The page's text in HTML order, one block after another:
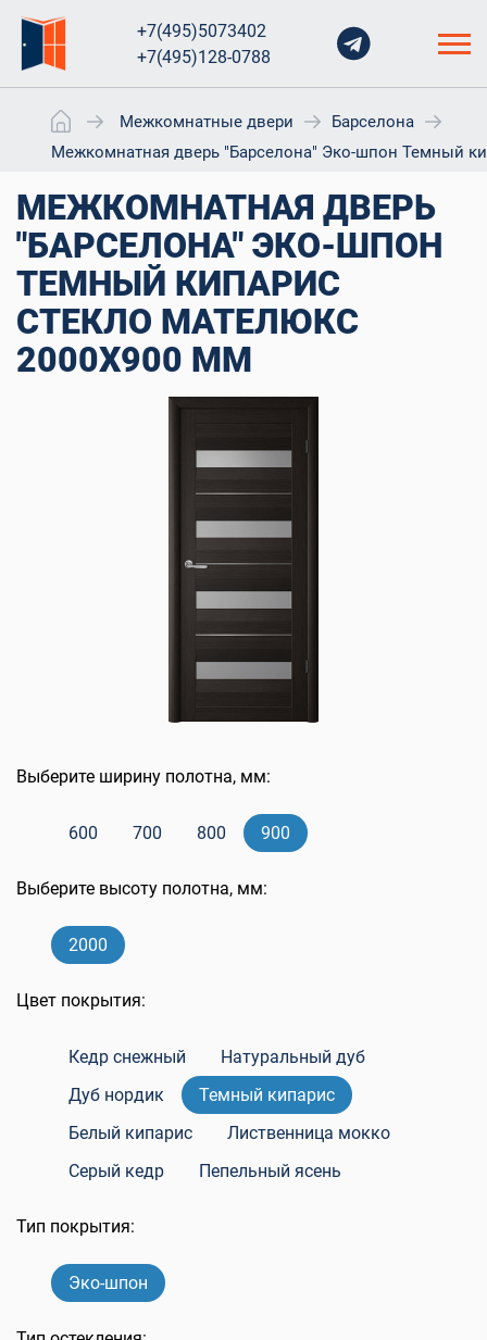
+7(495)5073402
+7(495)128-0788
Межкомнатные двери
Барселона
Межкомнатная дверь "Барселона" Эко-шпон Темный
МЕЖКОМНАТНАЯ ДВЕРЬ
"БАРСЕЛОНА" ЭКО-ШПОН
ТЕМНЫЙ КИПАРИС
СТЕКЛО МАТЕЛЮКС
2000X900 ММ
Выберите ширину полотна, мм:
600 700 800 900
Выберите высоту полотна, мм:
2000
Цвет покрытия:
Кедр снежный
Натуральный дуб
Дуб нордик
Темный кипарис
Белый кипарис
Лиственница мокко
Серый кедр
Пепельный ясень
Тип покрытия:
Эко-шпон